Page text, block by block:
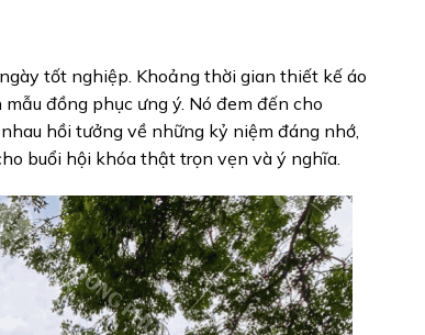
tốt nghiệp. Khoảng thời gian thiết kế áo
đồng phục ưng ý. Nó đem đến cho
hồi tưởng về những kỷ niệm đáng nhớ,
buổi hội khóa thật trọn vẹn và ý nghĩa.